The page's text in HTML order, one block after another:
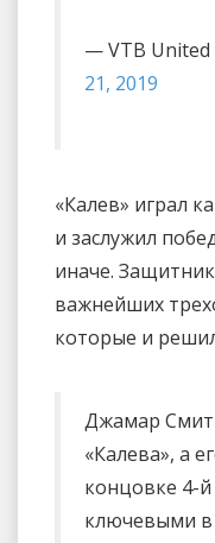
— VTB United
21, 2019
«Калев» играл
и заслужил
иначе.
важнейших
которые и
Джамар Смит
«Калева», а
концовке 4-й
ключевыми в